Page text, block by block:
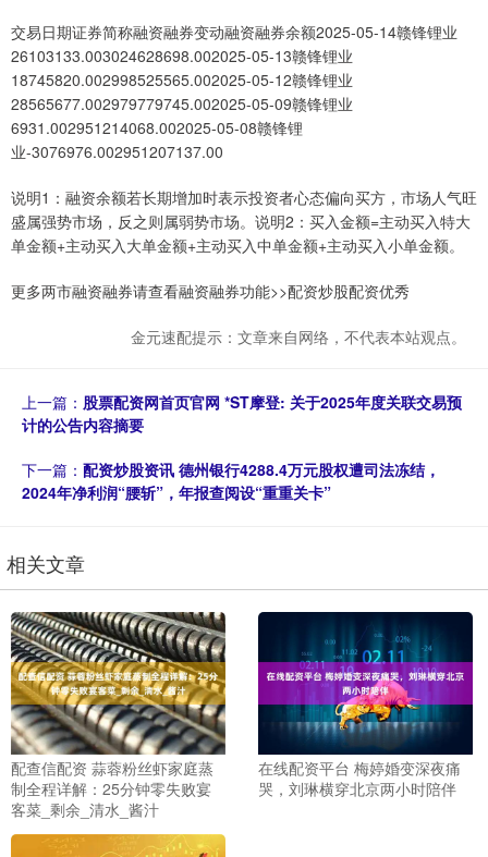
交易日期证券简称融资融券变动融资融券余额2025-05-14赣锋锂业
26103133.003024628698.002025-05-13赣锋锂业
18745820.002998525565.002025-05-12赣锋锂业
28565677.002979779745.002025-05-09赣锋锂业
6931.002951214068.002025-05-08赣锋锂
业-3076976.002951207137.00
说明1：融资余额若长期增加时表示投资者心态偏向买方，市场人气旺
盛属强势市场，反之则属弱势市场。说明2：买入金额=主动买入特大
单金额+主动买入大单金额+主动买入中单金额+主动买入小单金额。
更多两市融资融券请查看融资融券功能>>配资炒股配资优秀
金元速配提示：文章来自网络，不代表本站观点。
上一篇： 股票配资网首页官网 *ST摩登: 关于2025年度关联交易预
计的公告内容摘要
下一篇： 配资炒股资讯 德州银行4288.4万元股权遭司法冻结，
2024年净利润“腰斩”，年报查阅设“重重关卡”
相关文章
配查信配资 蒜蓉粉丝虾家庭蒸
制全程详解：25分钟零失败宴
客菜_剩余_清水_酱汁
在线配资平台 梅婷婚变深夜痛
哭，刘琳横穿北京两小时陪伴